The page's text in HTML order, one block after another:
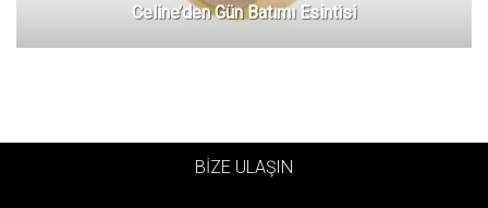
Celine’den Gün Batımı Esintisi
BİZE ULAŞIN